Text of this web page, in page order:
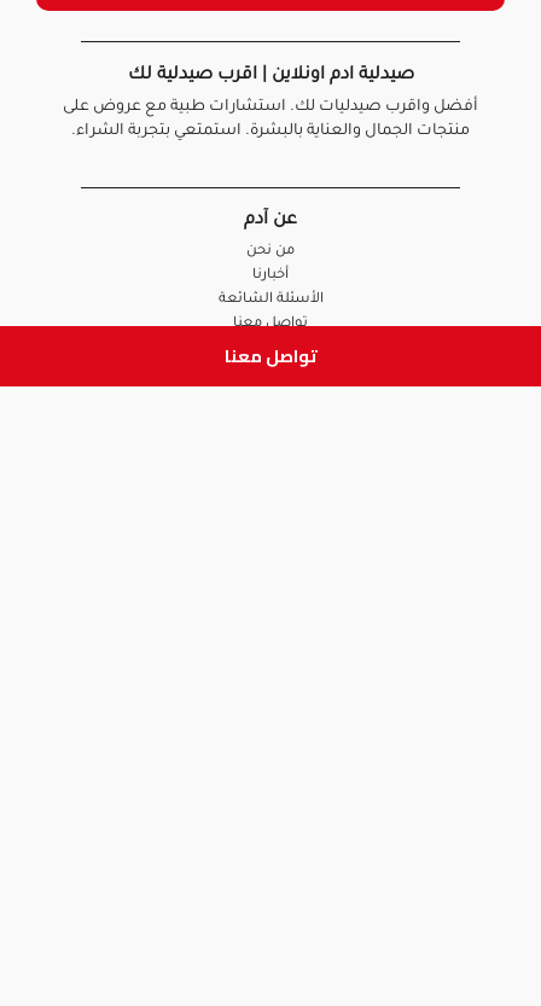
تواصل معنا
صيدلية ادم اونلاين | اقرب صيدلية لك
أفضل واقرب صيدليات لك. استشارات طبية مع عروض على
منتجات الجمال والعناية بالبشرة. استمتعي بتجربة الشراء.
عن آدم
من نحن
أخبارنا
الأسئلة الشائعة
تواصل معنا